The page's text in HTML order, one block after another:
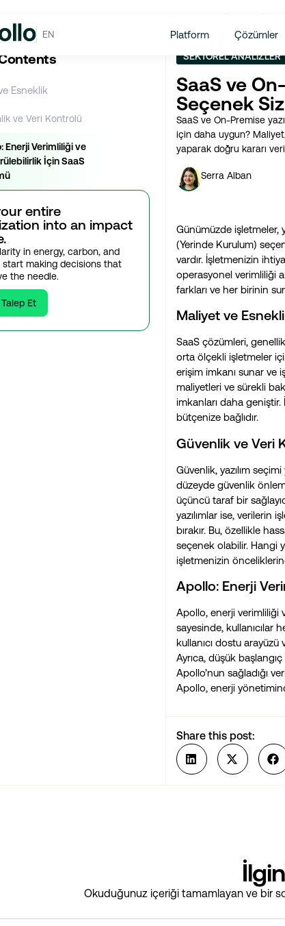
EN Platform Çözümler
Esneklik
ve Veri Kontrolü
Enerji Verimliliği ve
İçin SaaS
entire
into an impact
in energy, carbon, and
making decisions that
the needle.
Et
SEKTÖREL ANALIZLER
SaaS ve
Seçenek
SaaS ve On-Premise
için daha uygun? Maliyet,
yaparak doğru kararı
Serra Alban
Günümüzde işletmeler,
(Yerinde Kurulum)
vardır. İşletmenizin
operasyonel verimliliği
farkları ve her birinin
Maliyet ve
SaaS çözümleri,
orta ölçekli işletmeler
erişim imkanı sunar ve
maliyetleri ve sürekli
imkanları daha
bütçenize bağlıdır.
Güvenlik ve Veri
Güvenlik, yazılım
düzeyde güvenlik
üçüncü taraf bir
yazılımlar ise, verilerin
bırakır. Bu, özellikle
seçenek olabilir. Hangi
işletmenizin
Apollo: Enerji
Apollo, enerji verimliliği
sayesinde, kullanıcılar
kullanıcı dostu
Ayrıca, düşük
Apollo’nun sağladığı
Apollo, enerji
Share this post:
Okuduğunuz içeriği tamamlayan ve bir